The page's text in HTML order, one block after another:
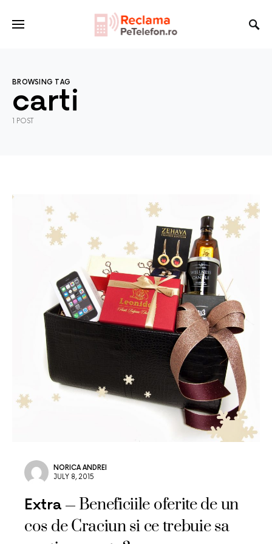
BROWSING TAG
carti
1 POST
NORICA ANDREI
JULY 8, 2015
Extra
Beneficiile oferite de un
cos de Craciun si ce trebuie sa